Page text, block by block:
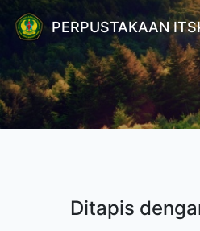
PERPUSTAKAAN
Ditapis